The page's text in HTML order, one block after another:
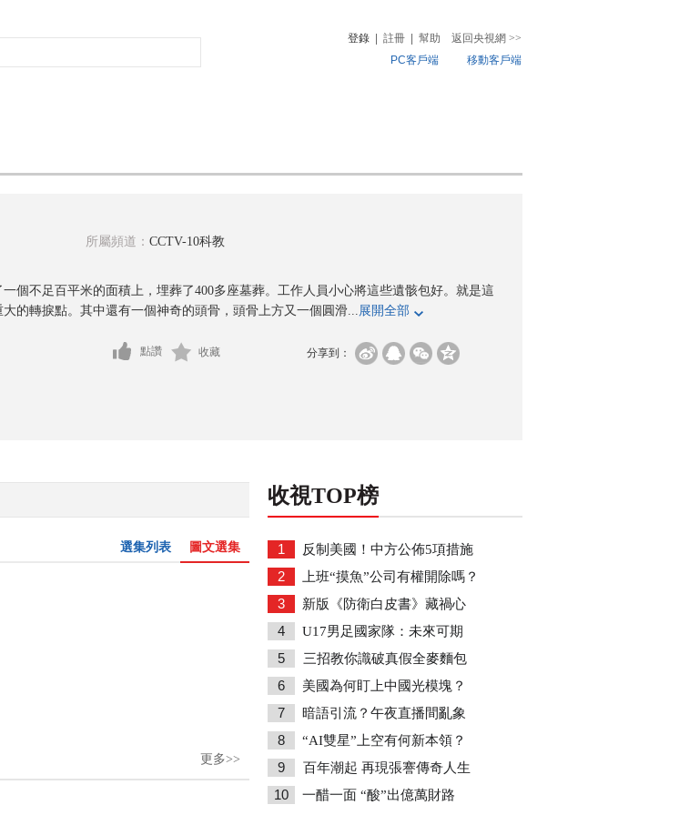
登錄 註冊 幫助 返回央視網 >>
PC客戶端
移動客戶端
所屬頻道： CCTV-10科教
個不足百平米的面積上，埋葬了400多座墓葬。工作人員小心將這些遺骸包好。就是這
的轉捩點。其中還有一個神奇的頭骨，頭骨上方又一個圓滑...展開全部
分享到：
點讚 收藏
圖文選集
選集列表
更多>>
收視TOP榜
1 反制美國！中方公佈5項措施
2 上班“摸魚”公司有權開除嗎？
3 新版《防衛白皮書》藏禍心
4 U17男足國家隊：未來可期
5 三招教你識破真假全麥麵包
6 美國為何盯上中國光模塊？
7 暗語引流？午夜直播間亂象
8 “AI雙星”上空有何新本領？
9 百年潮起 再現張謇傳奇人生
10 一醋一面 “酸”出億萬財路